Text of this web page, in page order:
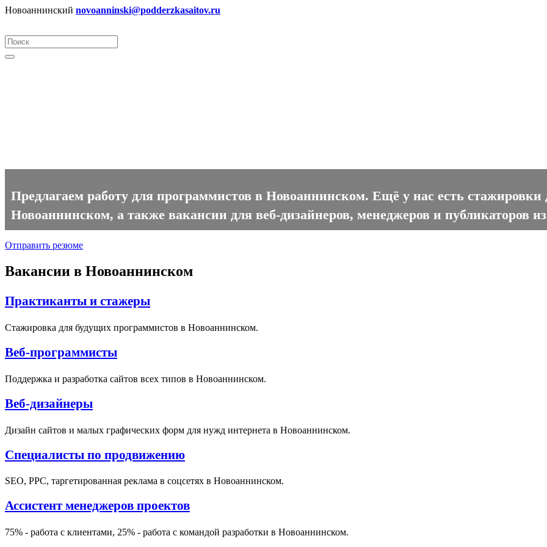
Новоаннинский novoanninski@podderzkasaitov.ru
Предлагаем работу для программистов в Новоаннинском. Ещё у нас есть
Новоаннинском, а также вакансии для веб-дизайнеров, менеджеров и публикаторов
Отправить резюме
Вакансии в Новоаннинском
Практиканты и стажеры
Стажировка для будущих программистов в Новоаннинском.
Веб-программисты
Поддержка и разработка сайтов всех типов в Новоаннинском.
Веб-дизайнеры
Дизайн сайтов и малых графических форм для нужд интернета в Новоаннинском.
Специалисты по продвижению
SEO, PPC, таргетированная реклама в соцсетях в Новоаннинском.
Ассистент менеджеров проектов
75% - работа с клиентами, 25% - работа с командой разработки в Новоаннинском.